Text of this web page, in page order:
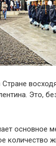
Это,
основное
количество